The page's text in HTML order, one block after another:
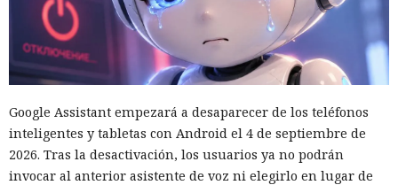
Google Assistant empezará a desaparecer de los teléfonos
inteligentes y tabletas con Android el 4 de septiembre de
2026. Tras la desactivación, los usuarios ya no podrán
invocar al anterior asistente de voz ni elegirlo en lugar de